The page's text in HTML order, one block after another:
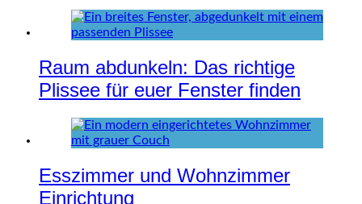
Raum abdunkeln: Das richtige
Plissee für euer Fenster finden
Esszimmer und Wohnzimmer
Einrichtung